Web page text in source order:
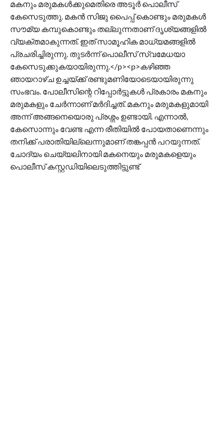
മകനും മരുമകൾക്കുമെതിരെ അടൂർ പൊലീസ്
കേസെടുത്തു. മകൻ സിജു പൈപ്പ് കൊണ്ടും മരുമകൾ
സൗമ്യ കമ്പുകൊണ്ടും തല്ലുന്നതാണ് ദൃശ്യങ്ങളിൽ
വ്യക്തമാകുന്നത്. ഇത് സാമൂഹിക മാധ്യമങ്ങളിൽ
പ്രചരിച്ചിരുന്നു. തുടർന്ന് പൊലീസ് സ്വമേധയാ
കേസെടുക്കുകയായിരുന്നു.</p><p>കഴിഞ്ഞ
ഞായറാഴ്ച ഉച്ചയ്ക്ക് രണ്ടുമണിയോടെയായിരുന്നു
സംഭവം. പോലീസിന്റെ റിപ്പോർട്ടുകൾ പ്രകാരം മകനും
മരുമകളും ചേർന്നാണ് മർദിച്ചത്. മകനും മരുമകളുമായി
അന്ന് അങ്ങനെയൊരു പ്രശ്നം ഉണ്ടായി. എന്നാൽ,
കേസൊന്നും വേണ്ട എന്ന രീതിയിൽ പോയതാണെന്നും
തനിക്ക് പരാതിയില്ലെന്നുമാണ് തങ്കപ്പൻ പറയുന്നത്.
ചോദ്യം ചെയ്യലിനായി മകനെയും മരുമകളെയും
പൊലീസ് കസ്റ്റഡിയിലെടുത്തിട്ടുണ്ട്